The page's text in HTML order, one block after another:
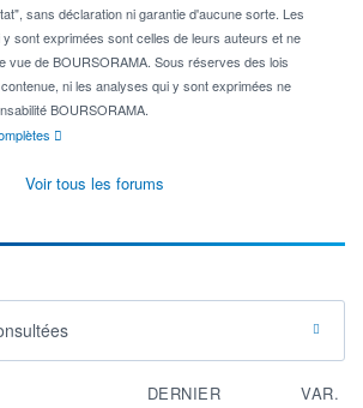
sans déclaration ni garantie d'aucune sorte. Les
sont exprimées sont celles de leurs auteurs et ne
vue de BOURSORAMA. Sous réserves des lois
ni les analyses qui y sont exprimées ne
BOURSORAMA.
Voir tous les forums
DERNIER VAR.